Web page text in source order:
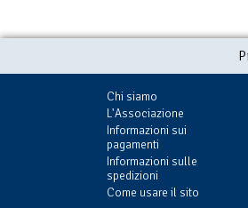
Chi siamo
L'Associazione
Informazioni sui
pagamenti
Informazioni sulle
spedizioni
Come usare il sito